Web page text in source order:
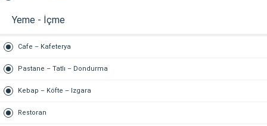
Yeme - İçme
Cafe – Kafeterya
Pastane – Tatlı – Dondurma
Kebap – Köfte – Izgara
Restoran